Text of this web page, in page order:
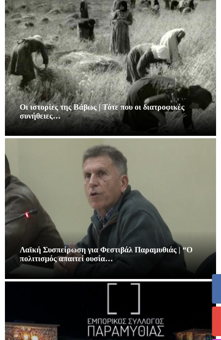
Οι ιστορίες της Βάβως | Τότε που οι διατροφικές
συνήθειες…
Λαϊκή Συσπείρωση για Φεστιβάλ Παραμυθιάς | “Ο
πολιτισμός απαιτεί ουσία…